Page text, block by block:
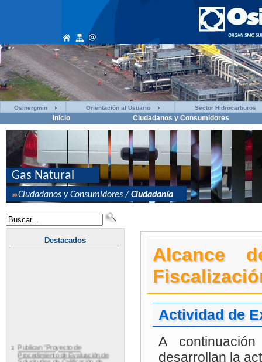
Osinergmin Orientación al Usuario Sector Hidrocarburos
Inicio Ciudadanos y Consumidores